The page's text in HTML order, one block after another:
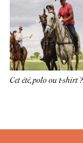
Cet été, polo ou t-shirt ?